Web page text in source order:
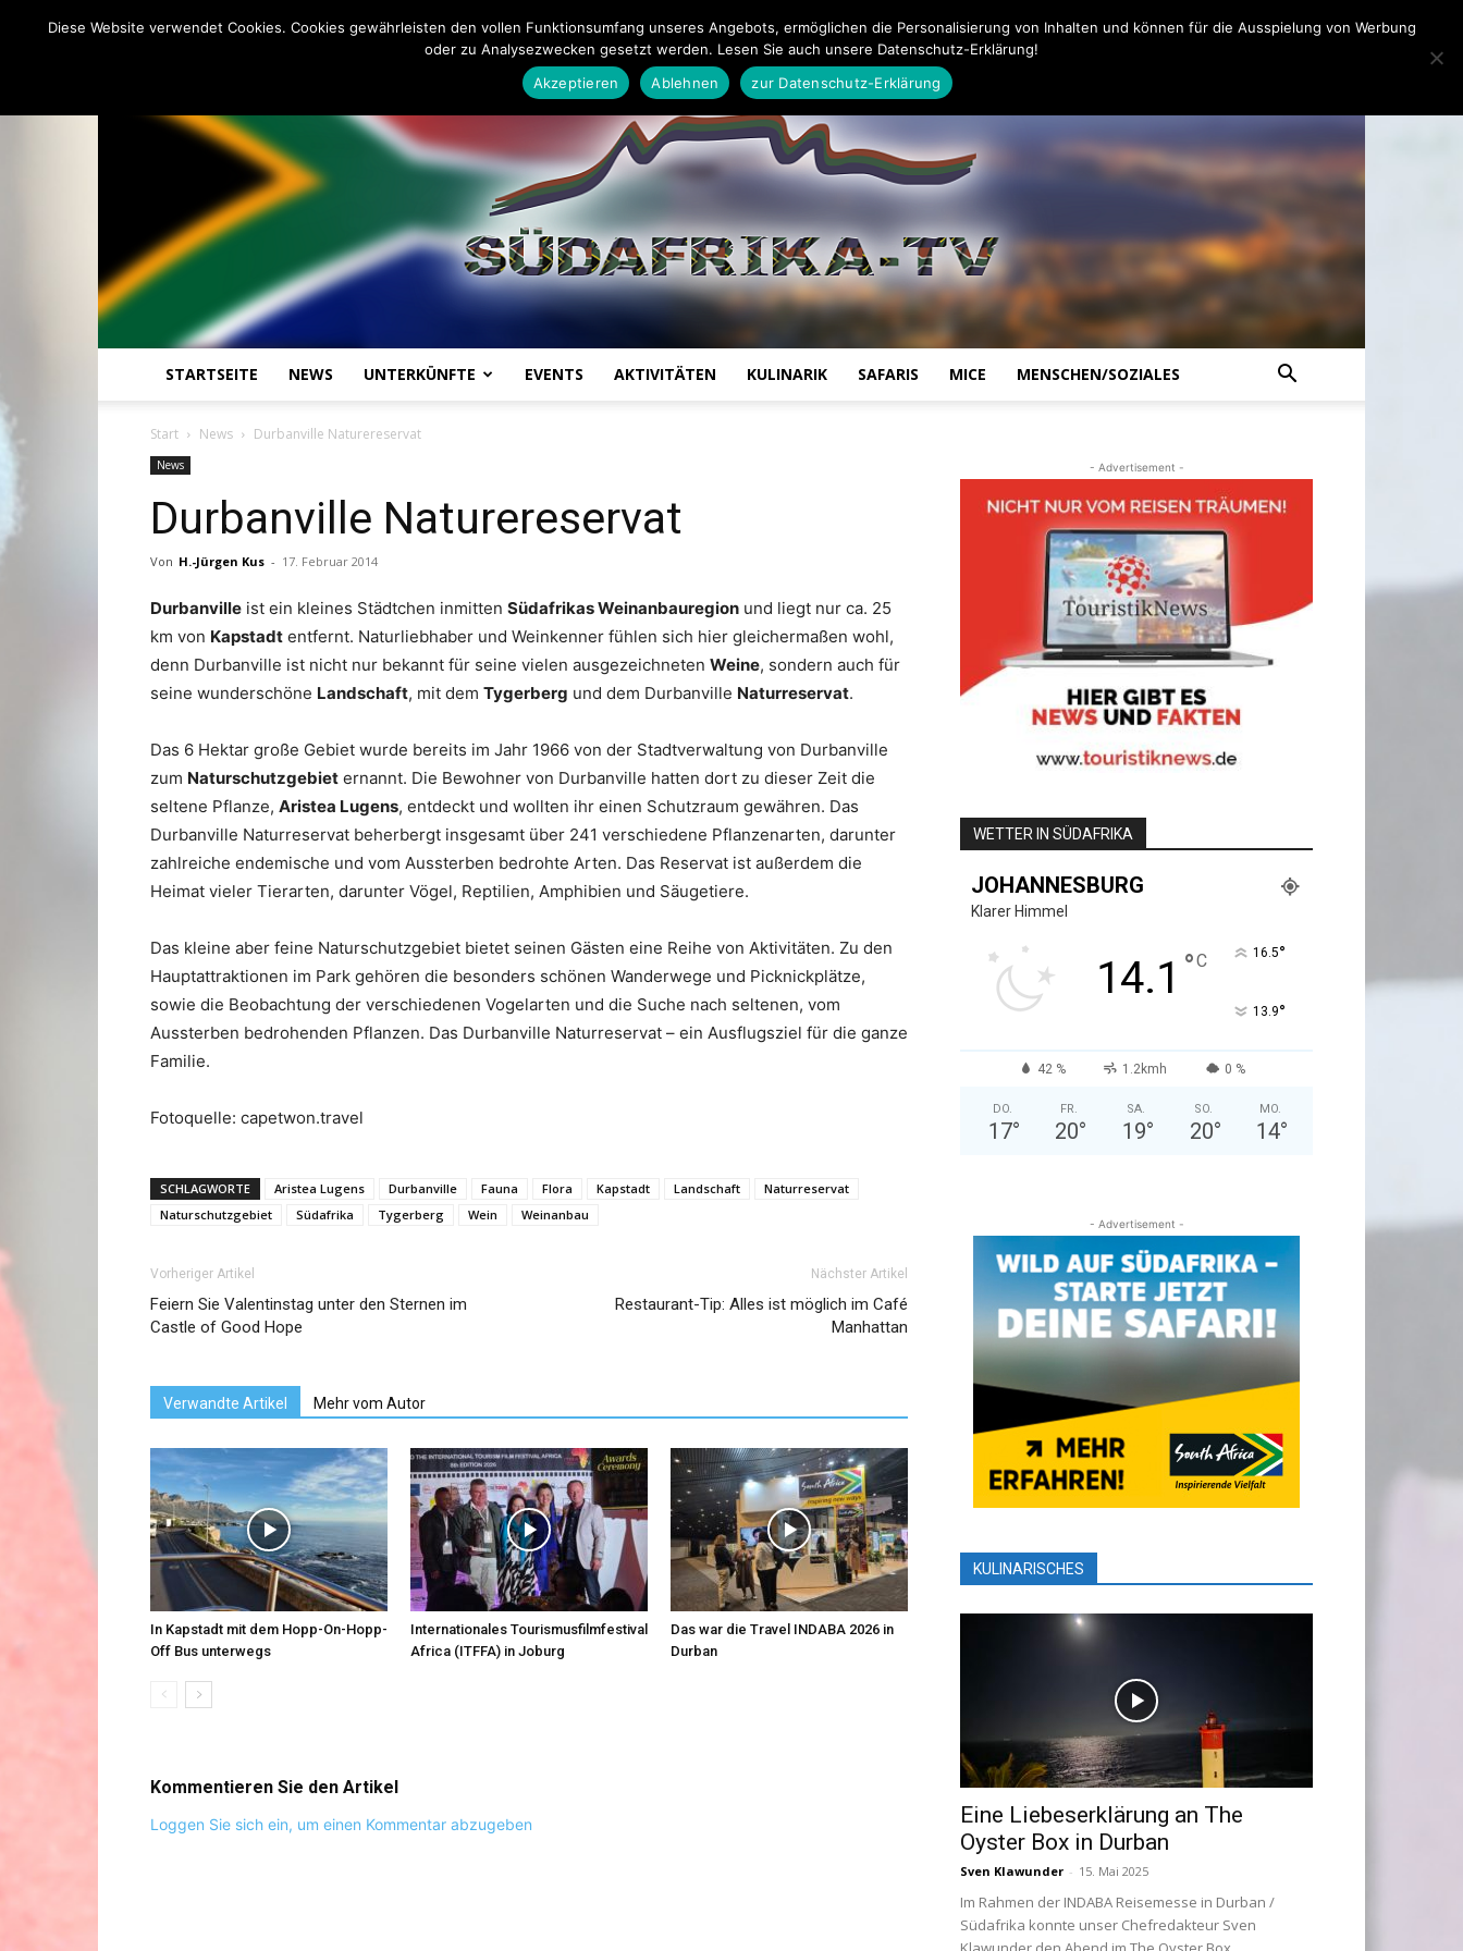
STARTSEITE NEWS UNTERKÜNFTE EVENTS AKTIVITÄTEN KULINARIK SAFARIS MICE MENSCHEN/SOZIALES
Start News Durbanville Naturereservat
News
Durbanville Naturereservat
Von H.-Jürgen Kus - 17. Februar 2014
Durbanville ist ein kleines Städtchen inmitten Südafrikas Weinanbauregion und liegt nur ca. 25
km von Kapstadt entfernt. Naturliebhaber und Weinkenner fühlen sich hier gleichermaßen wohl,
denn Durbanville ist nicht nur bekannt für seine vielen ausgezeichneten Weine, sondern auch für
seine wunderschöne Landschaft, mit dem Tygerberg und dem Durbanville Naturreservat.
Das 6 Hektar große Gebiet wurde bereits im Jahr 1966 von der Stadtverwaltung von Durbanville
zum Naturschutzgebiet ernannt. Die Bewohner von Durbanville hatten dort zu dieser Zeit die
seltene Pflanze, Aristea Lugens, entdeckt und wollten ihr einen Schutzraum gewähren. Das
Durbanville Naturreservat beherbergt insgesamt über 241 verschiedene Pflanzenarten, darunter
zahlreiche endemische und vom Aussterben bedrohte Arten. Das Reservat ist außerdem die
Heimat vieler Tierarten, darunter Vögel, Reptilien, Amphibien und Säugetiere.
Das kleine aber feine Naturschutzgebiet bietet seinen Gästen eine Reihe von Aktivitäten. Zu den
Hauptattraktionen im Park gehören die besonders schönen Wanderwege und Picknickplätze,
sowie die Beobachtung der verschiedenen Vogelarten und die Suche nach seltenen, vom
Aussterben bedrohenden Pflanzen. Das Durbanville Naturreservat – ein Ausflugsziel für die ganze
Familie.
Fotoquelle: capetwon.travel
SCHLAGWORTE Aristea Lugens Durbanville Fauna Flora Kapstadt Landschaft
Naturreservat
Naturschutzgebiet
Südafrika Tygerberg Wein Weinanbau
Vorheriger Artikel
Feiern Sie Valentinstag unter den Sternen im
Castle of Good Hope
Nächster Artikel
Restaurant-Tip: Alles ist möglich im Café
Manhattan
Verwandte Artikel Mehr vom Autor
In Kapstadt mit dem Hopp-On-Hopp-
Off Bus unterwegs
Internationales Tourismusfilmfestival
Africa (ITFFA) in Joburg
Das war die Travel INDABA 2026 in
Durban
Kommentieren Sie den Artikel
Loggen Sie sich ein, um einen Kommentar abzugeben
- Advertisement -
WETTER IN SÜDAFRIKA
JOHANNESBURG
Klarer Himmel
14.1 °C 16.5°
13.9°
42 % 1.2kmh 0 %
DO.
17°
FR.
20°
SA.
19°
SO.
20°
MO.
14°
- Advertisement -
KULINARISCHES
Eine Liebeserklärung an The
Oyster Box in Durban
Sven Klawunder - 15. Mai 2025
Im Rahmen der INDABA Reisemesse in Durban /
Südafrika konnte unser Chefredakteur Sven
Diese Website verwendet Cookies. Cookies gewährleisten den vollen Funktionsumfang unseres Angebots, ermöglichen die Personalisierung von Inhalten und können für die Ausspielung von Werbung
oder zu Analysezwecken gesetzt werden. Lesen Sie auch unsere Datenschutz-Erklärung!
Akzeptieren
Ablehnen zur Datenschutz-Erklärung